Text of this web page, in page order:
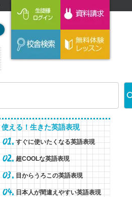
使える！生きた英語表現
すぐに使いたくなる英語表現
超COOLな英語表現
目からうろこの英語表現
日本人が間違えやすい英語表現